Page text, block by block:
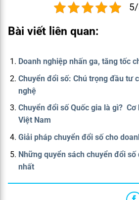
Bài viết liên quan:
Doanh nghiệp nhấn ga, tăng tốc
Chuyển đổi số: Chú trọng đầu tư
nghệ
Chuyển đổi số Quốc gia là gì?
Việt Nam
Giải pháp chuyển đổi số cho
Những quyển sách chuyển đổi
nhất